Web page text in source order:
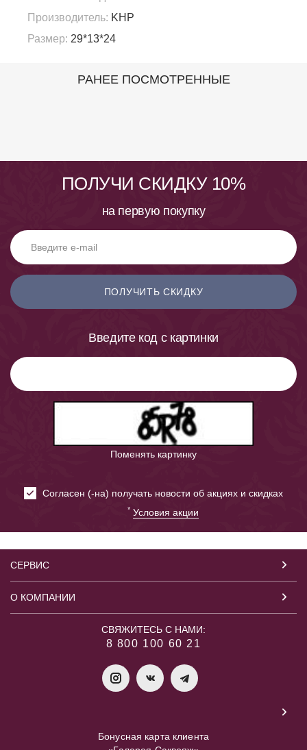
Производитель: KHP
Размер: 29*13*24
РАНЕЕ ПОСМОТРЕННЫЕ
ПОЛУЧИ СКИДКУ 10%
на первую покупку
ПОЛУЧИТЬ СКИДКУ
Введите код с картинки
Поменять картинку
Cогласен (-на) получать новости об акциях и скидках
* Условия акции
СЕРВИС
О КОМПАНИИ
СВЯЖИТЕСЬ С НАМИ:
8 800 100 60 21
Бонусная карта клиента